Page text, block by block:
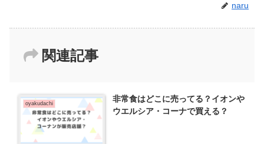
naru
関連記事
oyakudachi
非常食はどこに売ってる？イオンや
ウエルシア・コーナで買える？